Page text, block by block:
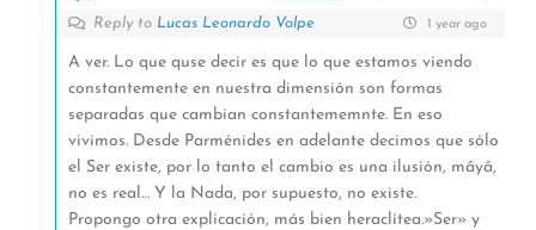
Reply to Lucas Leonardo Volpe 1 year ago
A ver. Lo que quse decir es que lo que estamos viendo
constantemente en nuestra dimensión son formas
separadas que cambian constantememnte. En eso
vivimos. Desde Parménides en adelante decimos que sólo
el Ser existe, por lo tanto el cambio es una ilusión, mâyâ,
no es real… Y la Nada, por supuesto, no existe.
Propongo otra explicación, más bien heraclítea.»Ser» y